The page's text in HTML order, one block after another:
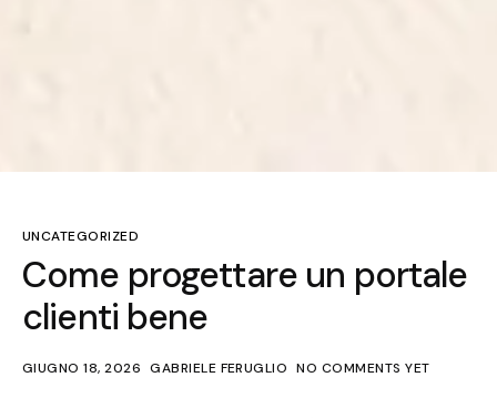
UNCATEGORIZED
Come progettare un portale
clienti bene
GIUGNO 18, 2026 GABRIELE FERUGLIO NO COMMENTS YET